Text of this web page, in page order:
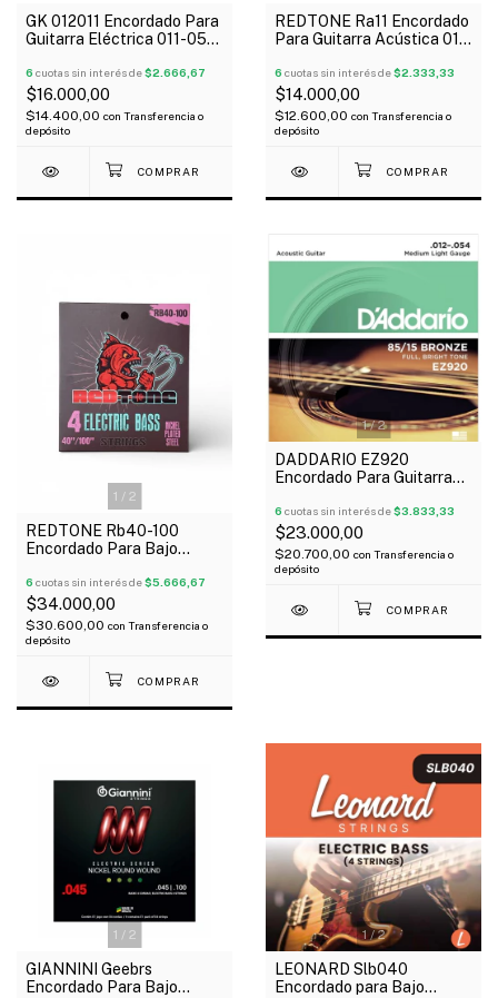
GK 012011 Encordado Para
Guitarra Eléctrica 011-050
6 cuotas sin interés de$2.666,67
$16.000,00
$14.400,00 con Transferencia o
depósito
REDTONE Ra11 Encordado
Para Guitarra Acústica 011-
6 cuotas sin interés de$2.333,33
$14.000,00
$12.600,00 con Transferencia o
depósito
1 / 2
REDTONE Rb40-100
Encordado Para Bajo
100
6 cuotas sin interés de$5.666,67
$34.000,00
$30.600,00 con Transferencia o
depósito
1/2
DADDARIO EZ920
Encordado Para Guitarra
85/15
6 cuotas sin interés de$3.833,33
$23.000,00
$20.700,00 con Transferencia o
depósito
1 / 2
GIANNINI Geebrs
Encordado Para Bajo
1/2
LEONARD Slb040
Encordado para Bajo